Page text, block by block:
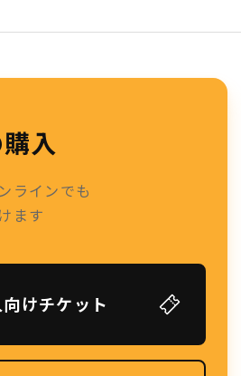
入
ラインでも
ます
けチケット